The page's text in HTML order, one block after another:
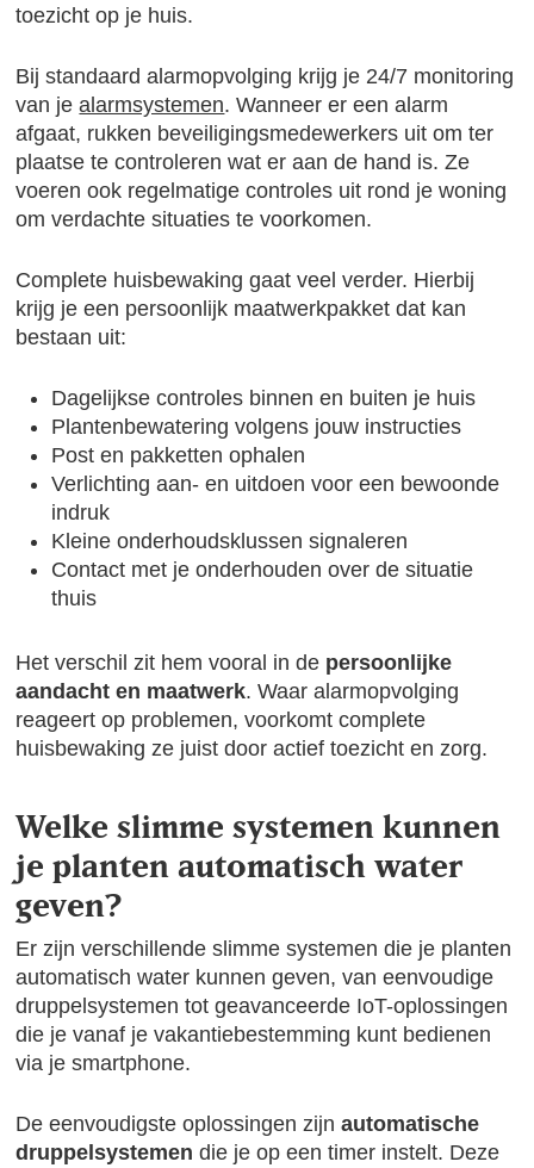
toezicht op je huis.
Bij standaard alarmopvolging krijg je 24/7 monitoring
van jealarmsystemen. Wanneer er een alarm
afgaat, rukken beveiligingsmedewerkers uit om ter
plaatse te controleren wat er aan de hand is. Ze
voeren ook regelmatige controles uit rond je woning
om verdachte situaties te voorkomen.
Complete huisbewaking gaat veel verder. Hierbij
krijg je een persoonlijk maatwerkpakket dat kan
bestaan uit:
Dagelijkse controles binnen en buiten je huis
Plantenbewatering volgens jouw instructies
Post en pakketten ophalen
Verlichting aan- en uitdoen voor een bewoonde
indruk
Kleine onderhoudsklussen signaleren
Contact met je onderhouden over de situatie
thuis
Het verschil zit hem vooral in de persoonlijke
aandacht en maatwerk. Waar alarmopvolging
reageert op problemen, voorkomt complete
huisbewaking ze juist door actief toezicht en zorg.
Welke slimme systemen kunnen
je planten automatisch water
geven?
Er zijn verschillende slimme systemen die je planten
automatisch water kunnen geven, van eenvoudige
druppelsystemen tot geavanceerde IoT-oplossingen
die je vanaf je vakantiebestemming kunt bedienen
via je smartphone.
De eenvoudigste oplossingen zijnautomatische
druppelsystemen die je op een timer instelt. Deze